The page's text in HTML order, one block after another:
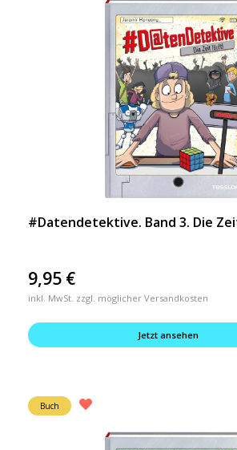
#Datendetektive. Band 3. Die
9,95 €
inkl. MwSt. zzgl. möglicher Versandkosten
Jetzt ansehen
Buch